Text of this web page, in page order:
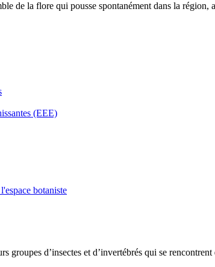
de la flore qui pousse spontanément dans la région,
(EEE)
botaniste
groupes d’insectes et d’invertébrés qui se